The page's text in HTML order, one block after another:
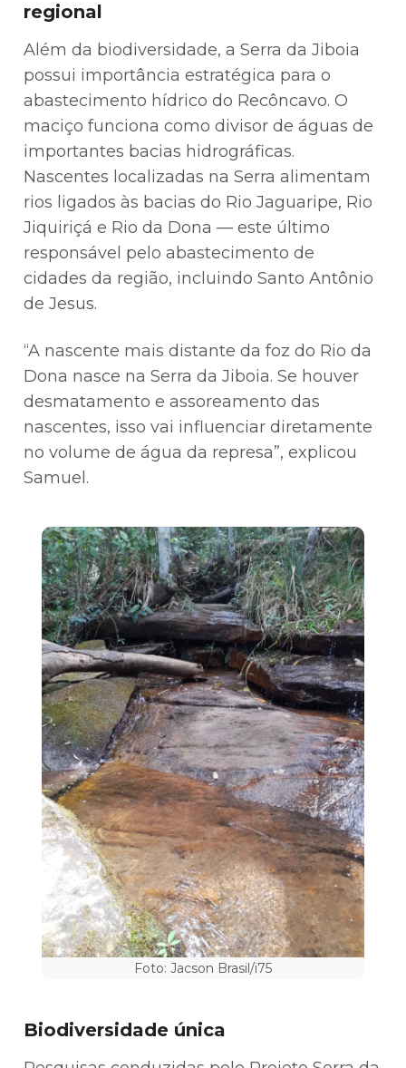
regional
Além da biodiversidade, a Serra da Jiboia
possui importância estratégica para o
abastecimento hídrico do Recôncavo. O
maciço funciona como divisor de águas de
importantes bacias hidrográficas.
Nascentes localizadas na Serra alimentam
rios ligados às bacias do Rio Jaguaripe, Rio
Jiquiriçá e Rio da Dona — este último
responsável pelo abastecimento de
cidades da região, incluindo Santo Antônio
de Jesus.
“A nascente mais distante da foz do Rio da
Dona nasce na Serra da Jiboia. Se houver
desmatamento e assoreamento das
nascentes, isso vai influenciar diretamente
no volume de água da represa”, explicou
Samuel.
Foto: Jacson Brasil/i75
Biodiversidade única